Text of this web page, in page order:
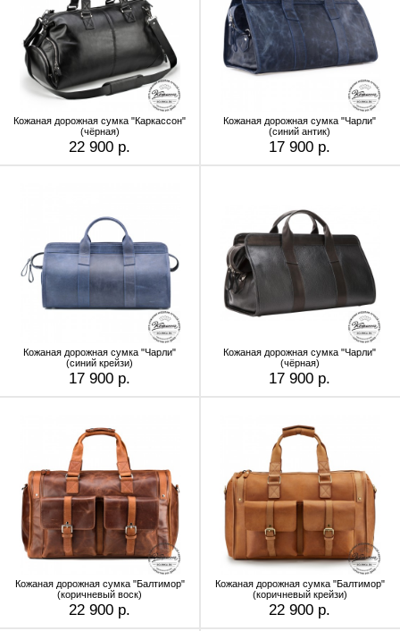
Кожаная дорожная сумка "Каркассон"
(чёрная)
22 900 р.
Кожаная дорожная сумка "Чарли"
(синий антик)
17 900 р.
Кожаная дорожная сумка "Чарли"
(синий крейзи)
17 900 р.
Кожаная дорожная сумка "Чарли"
(чёрная)
17 900 р.
Кожаная дорожная сумка "Балтимор"
(коричневый воск)
22 900 р.
Кожаная дорожная сумка "Балтимор"
(коричневый крейзи)
22 900 р.